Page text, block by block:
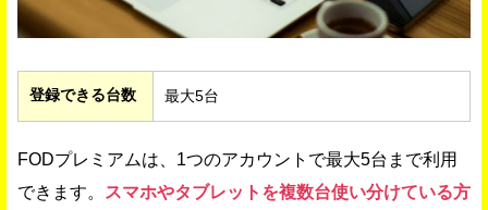
登録できる台数 最大5台
FODプレミアムは、1つのアカウントで最大5台まで利用
できます。
スマホやタブレットを複数台使い分けている方